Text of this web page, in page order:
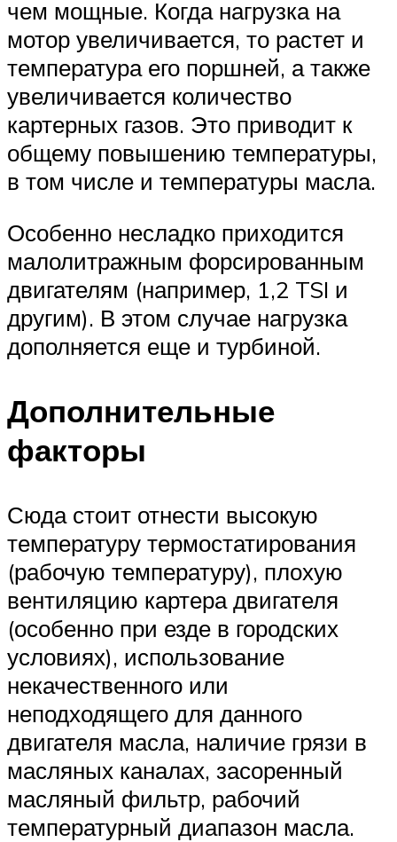
чем мощные. Когда нагрузка на
мотор увеличивается, то растет и
температура его поршней, а также
увеличивается количество
картерных газов. Это приводит к
общему повышению температуры,
в том числе и температуры масла.
Особенно несладко приходится
малолитражным форсированным
двигателям (например, 1,2 TSI и
другим). В этом случае нагрузка
дополняется еще и турбиной.
Дополнительные
факторы
Сюда стоит отнести высокую
температуру термостатирования
(рабочую температуру), плохую
вентиляцию картера двигателя
(особенно при езде в городских
условиях), использование
некачественного или
неподходящего для данного
двигателя масла, наличие грязи в
масляных каналах, засоренный
масляный фильтр, рабочий
температурный диапазон масла.